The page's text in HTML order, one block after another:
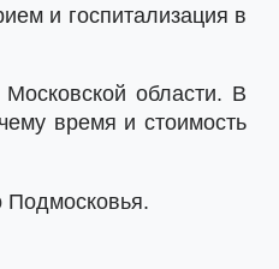
и госпитализация в
области. В
время и стоимость
Подмосковья.